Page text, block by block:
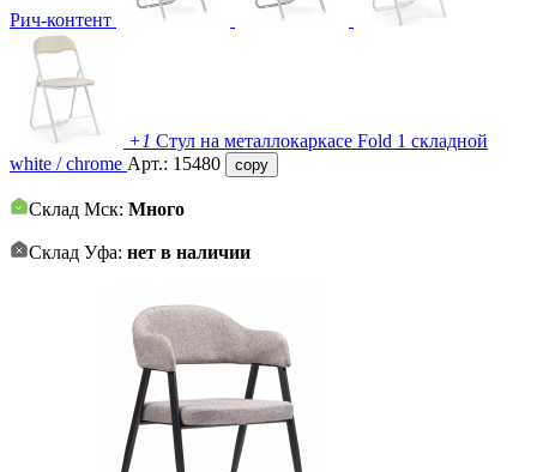
Рич-контент
+1 Стул на металлокаркасе Fold 1 складной
white / chrome Арт.: 15480 copy
Склад Мск: Много
Склад Уфа: нет в наличии